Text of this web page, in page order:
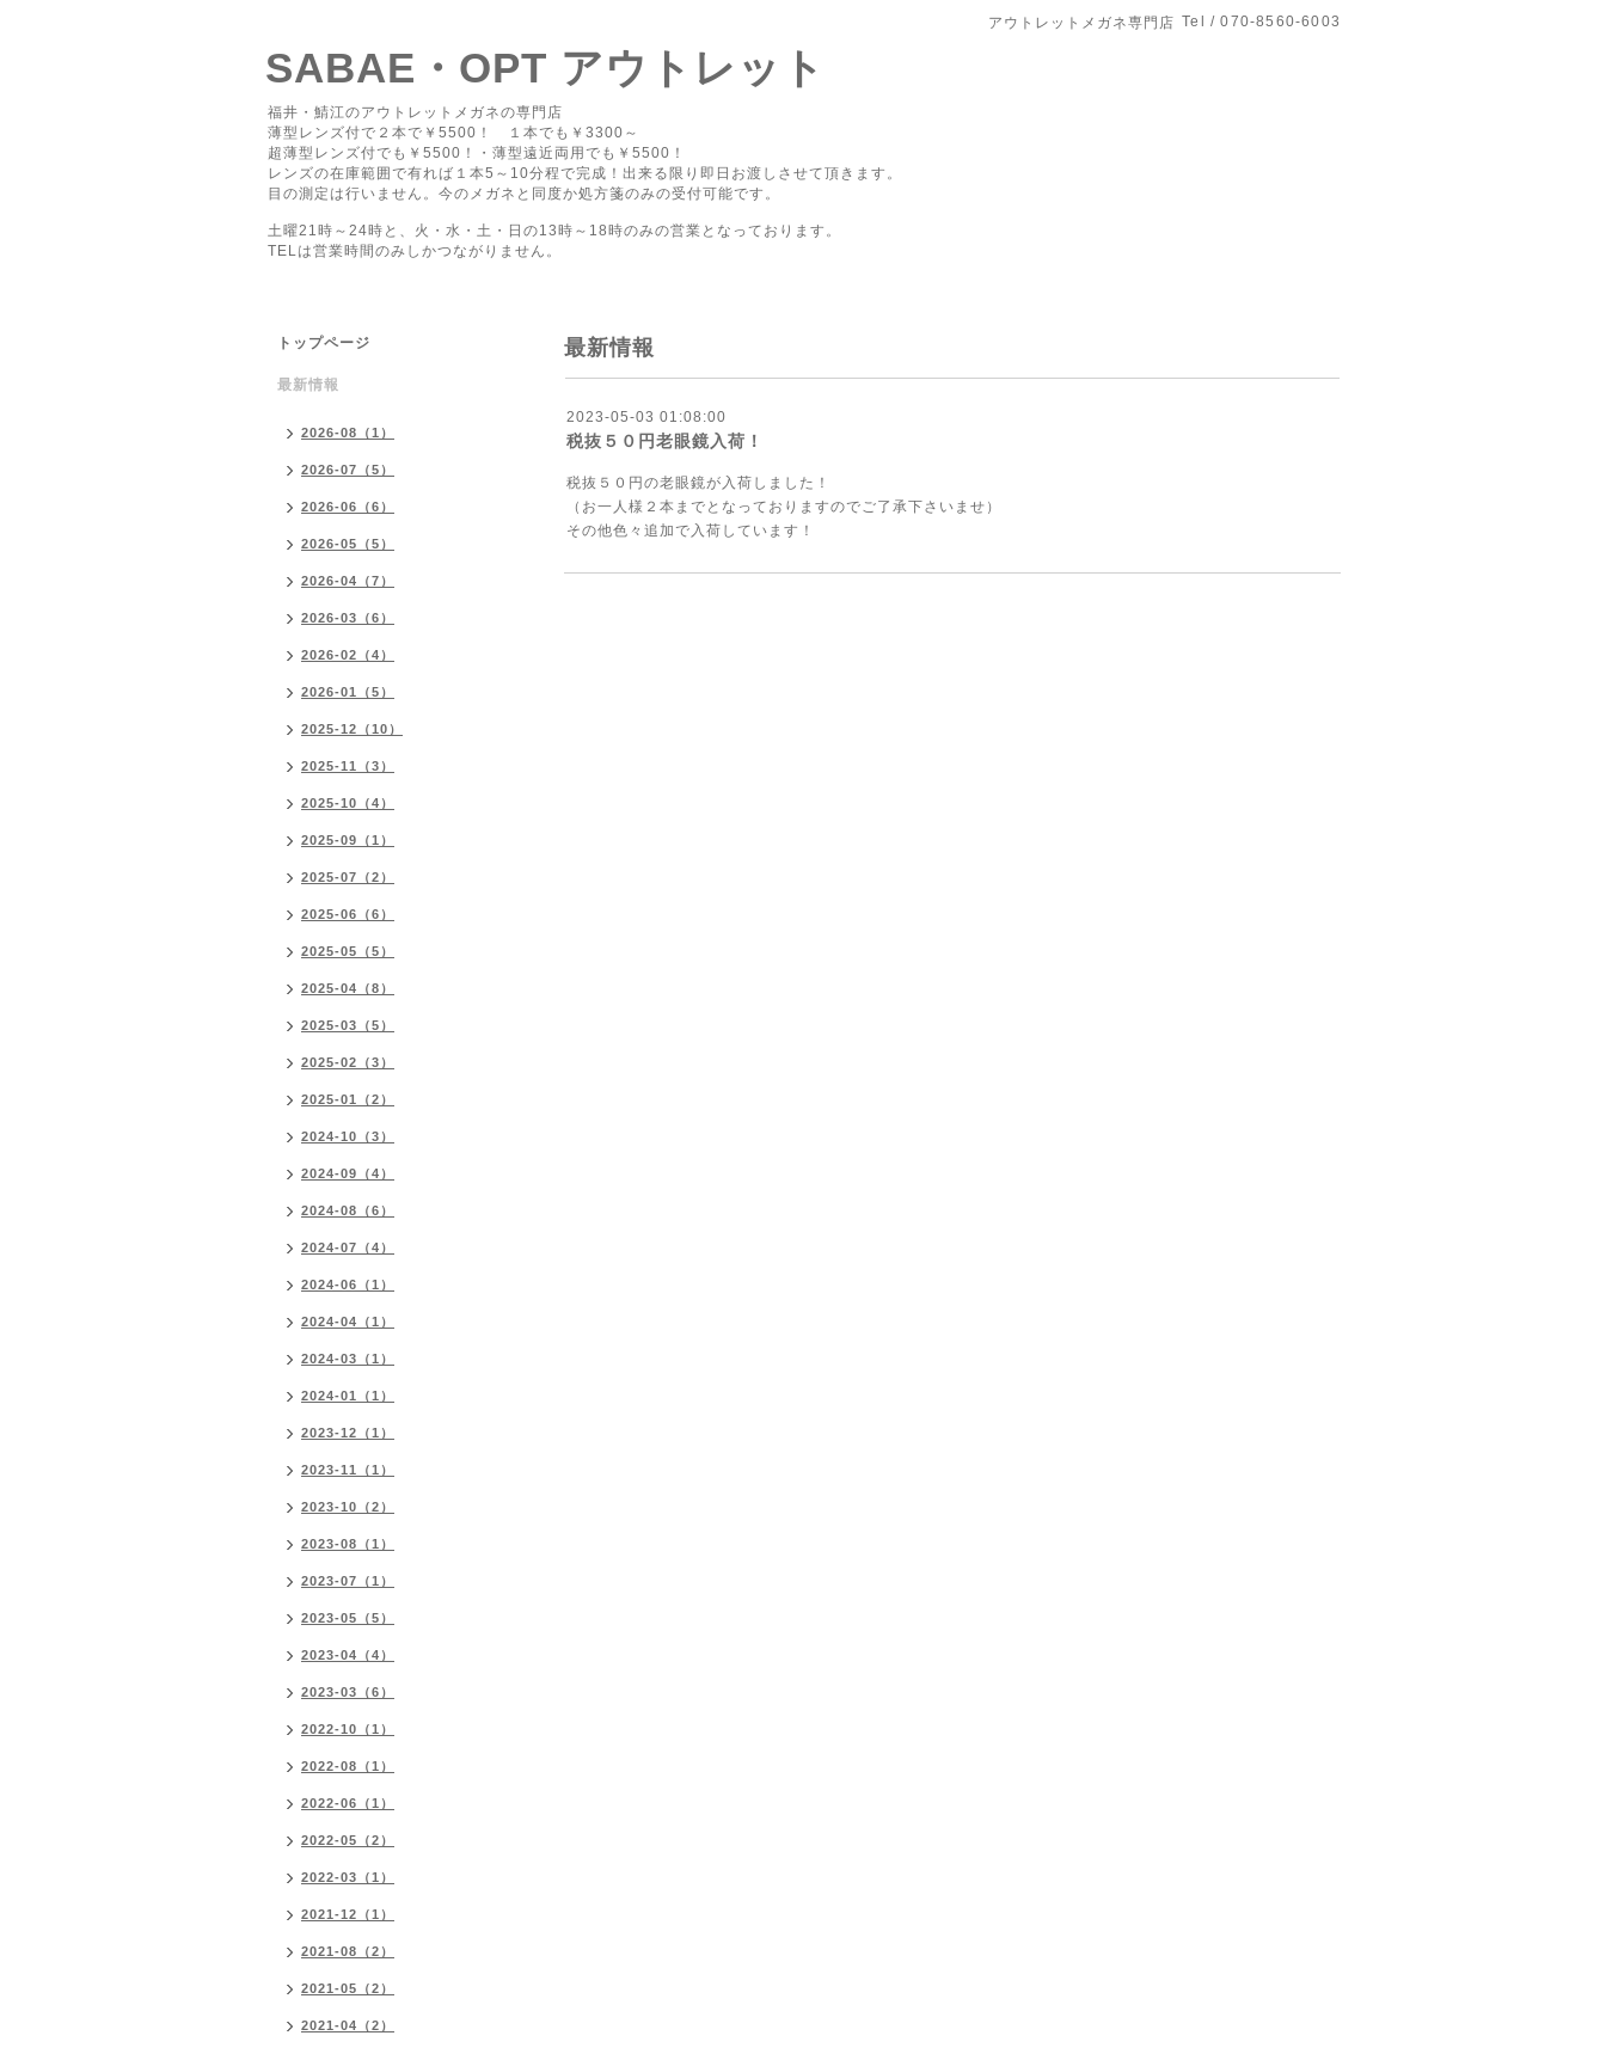
アウトレットメガネ専門店 Tel / 070-8560-6003
SABAE・OPT アウトレット
福井・鯖江のアウトレットメガネの専門店
薄型レンズ付で２本で￥5500！ １本でも￥3300～
超薄型レンズ付でも￥5500！・薄型遠近両用でも￥5500！
レンズの在庫範囲で有れば１本5～10分程で完成！出来る限り即日お渡しさせて頂きます。
目の測定は行いません。今のメガネと同度か処方箋のみの受付可能です。
土曜21時～24時と、火・水・土・日の13時～18時のみの営業となっております。
TELは営業時間のみしかつながりません。
最新情報
2023-05-03 01:08:00
税抜５０円老眼鏡入荷！
税抜５０円の老眼鏡が入荷しました！
（お一人様２本までとなっておりますのでご了承下さいませ）
その他色々追加で入荷しています！
トップページ
最新情報
2026-08（1）
2026-07（5）
2026-06（6）
2026-05（5）
2026-04（7）
2026-03（6）
2026-02（4）
2026-01（5）
2025-12（10）
2025-11（3）
2025-10（4）
2025-09（1）
2025-07（2）
2025-06（6）
2025-05（5）
2025-04（8）
2025-03（5）
2025-02（3）
2025-01（2）
2024-10（3）
2024-09（4）
2024-08（6）
2024-07（4）
2024-06（1）
2024-04（1）
2024-03（1）
2024-01（1）
2023-12（1）
2023-11（1）
2023-10（2）
2023-08（1）
2023-07（1）
2023-05（5）
2023-04（4）
2023-03（6）
2022-10（1）
2022-08（1）
2022-06（1）
2022-05（2）
2022-03（1）
2021-12（1）
2021-08（2）
2021-05（2）
2021-04（2）